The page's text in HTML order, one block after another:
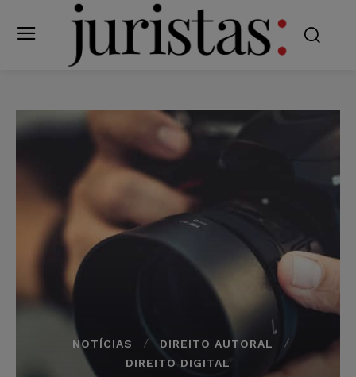
NOTÍCIAS
DIREITO AUTORAL
DIREITO DIGITAL